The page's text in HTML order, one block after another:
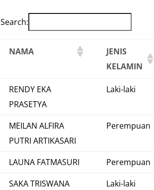
Search:
NAMA
JENIS
KELAMIN
RENDY EKA
PRASETYA
Laki-laki
MEILAN ALFIRA
PUTRI ARTIKASARI
Perempuan
LAUNA FATMASURI
Perempuan
SAKA TRISWANA
Laki-laki